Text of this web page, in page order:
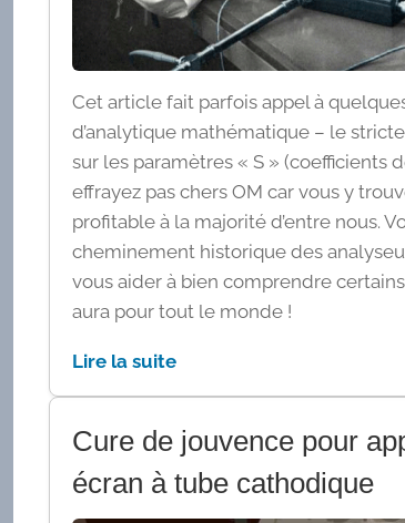
Cet article fait parfois appel à
d’analytique mathématique – le
sur les paramètres « S » (coefficients
effrayez pas chers OM car vous y
profitable à la majorité d’entre nous.
cheminement historique des
vous aider à bien comprendre
aura pour tout le monde !
Lire la suite
Cure de jouvence pour
écran à tube cathodique